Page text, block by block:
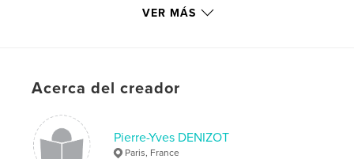
Carta de EE. UU., 22×28 cm
photos
VER MÁS
Acerca del creador
Pierre-Yves DENIZOT
Paris, France